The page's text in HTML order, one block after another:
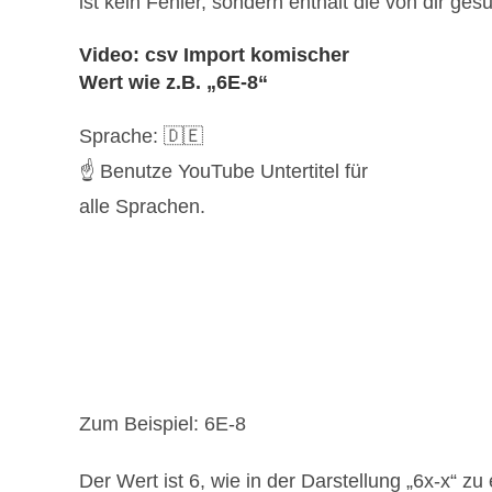
Video: csv Import komischer
Wert wie z.B. „6E-8“
Sprache: 🇩🇪
☝️ Benutze YouTube Untertitel für
alle Sprachen.
Zum Beispiel: 6E-8
Der Wert ist 6, wie in der Darstellung „6x-x“ zu